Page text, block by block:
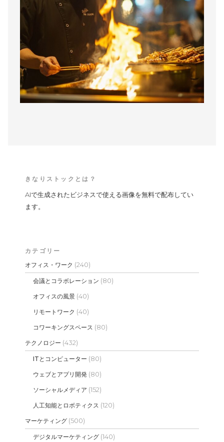
きなりストックとは？
AIで生成されたビジネスで使える画像を無料で配布してい
ます。
カテゴリー
オフィス・ワーク (240)
会議とコラボレーション (80)
オフィスの風景 (40)
リモートワーク (40)
コワーキングスペース (80)
テクノロジー (432)
ITとコンピューター (80)
ウェブとアプリ開発 (80)
ソーシャルメディア (152)
人工知能とロボティクス (120)
マーケティング (500)
デジタルマーケティング (140)